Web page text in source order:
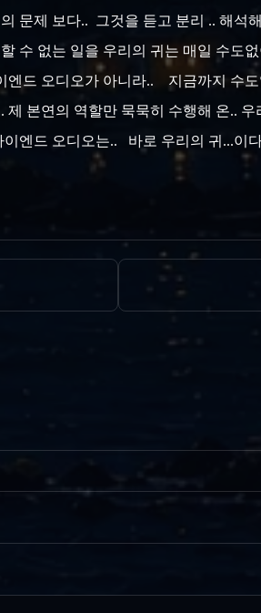
문제 보다.. 그것을 듣고 분리 .. 해석
수 없는 일을 우리의 귀는 매일 수도
드 오디오가 아니라.. 지금까지 수도
본연의 역할만 묵묵히 수행해 온..
엔드 오디오는.. 바로 우리의 귀...이